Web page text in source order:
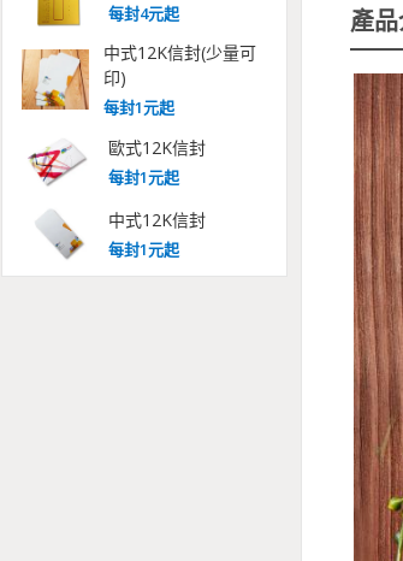
每封4元起
中式12K信封(少量可
印)
每封1元起
歐式12K信封
每封1元起
中式12K信封
每封1元起
產